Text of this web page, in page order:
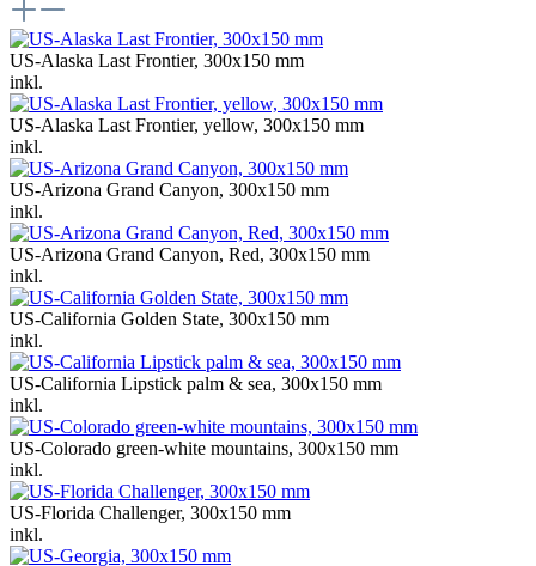
US-Alaska Last Frontier, 300x150 mm
inkl.
US-Alaska Last Frontier, yellow, 300x150 mm
inkl.
US-Arizona Grand Canyon, 300x150 mm
inkl.
US-Arizona Grand Canyon, Red, 300x150 mm
inkl.
US-California Golden State, 300x150 mm
inkl.
US-California Lipstick palm & sea, 300x150 mm
inkl.
US-Colorado green-white mountains, 300x150 mm
inkl.
US-Florida Challenger, 300x150 mm
inkl.